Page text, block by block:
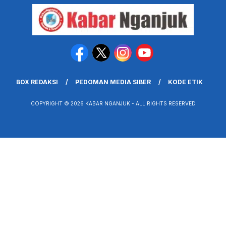
BOX REDAKSI PEDOMAN MEDIA SIBER KODE ETIK
COPYRIGHT © 2026 KABAR NGANJUK - ALL RIGHTS RESERVED